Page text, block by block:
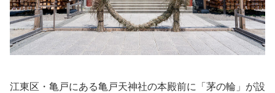
江東区・亀戸にある亀戸天神社の本殿前に「茅の輪」が設